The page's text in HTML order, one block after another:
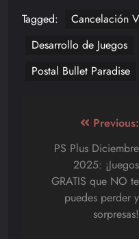
Tagged:
Cancelación
Desarrollo de Juegos
Postal Bullet Paradise
Navegación
entradas
Previous:
PS Plus Diciembre
2025: ¡Juegos
GRATIS que NO te
puedes perder y
sorpresas!